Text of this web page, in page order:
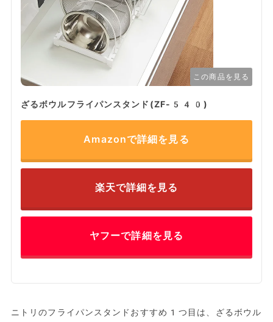
この商品を見る
ざるボウルフライパンスタンド(ZF-540)
Amazonで詳細を見る
楽天で詳細を見る
ヤフーで詳細を見る
ニトリのフライパンスタンドおすすめ1つ目は、ざるボウル